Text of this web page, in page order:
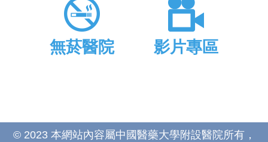
無菸醫院 影片專區
© 2023 本網站內容屬中國醫藥大學附設醫院所有，